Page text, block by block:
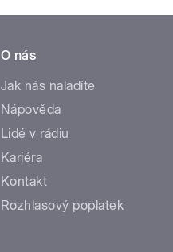
O nás
Jak nás naladíte
Nápověda
Lidé v rádiu
Kariéra
Kontakt
Rozhlasový poplatek